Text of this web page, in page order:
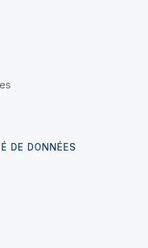
DE DONNÉES